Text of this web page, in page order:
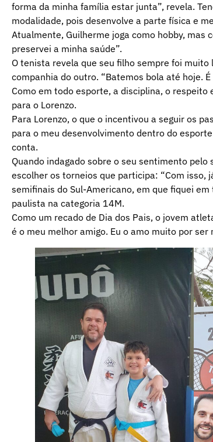
forma da minha família estar junta”, revela.
modalidade, pois desenvolve a parte física e
Atualmente, Guilherme joga como hobby, mas
preservei a minha saúde”.
O tenista revela que seu filho sempre foi muito
companhia do outro. “Batemos bola até hoje.
Como em todo esporte, a disciplina, o
para o Lorenzo.
Para Lorenzo, o que o incentivou a seguir os
para o meu desenvolvimento dentro do
conta.
Quando indagado sobre o seu sentimento
escolher os torneios que participa: “Com isso,
semifinais do Sul-Americano, em que fiquei
paulista na categoria 14M.
Como um recado de Dia dos Pais, o jovem
é o meu melhor amigo. Eu o amo muito por ser